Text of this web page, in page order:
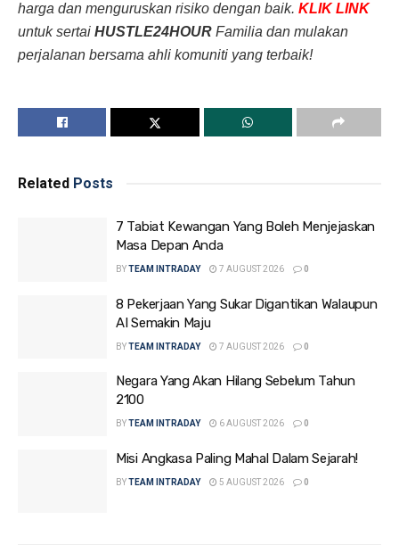
harga dan menguruskan risiko dengan baik. KLIK LINK
untuk sertai HUSTLE24HOUR Familia dan mulakan
perjalanan bersama ahli komuniti yang terbaik!
Related Posts
7 Tabiat Kewangan Yang Boleh Menjejaskan
Masa Depan Anda
BYTEAM INTRADAY 7 AUGUST 2026 0
8 Pekerjaan Yang Sukar Digantikan Walaupun
AI Semakin Maju
BYTEAM INTRADAY 7 AUGUST 2026 0
Negara Yang Akan Hilang Sebelum Tahun
2100
BYTEAM INTRADAY 6 AUGUST 2026 0
Misi Angkasa Paling Mahal Dalam Sejarah!
BYTEAM INTRADAY 5 AUGUST 2026 0